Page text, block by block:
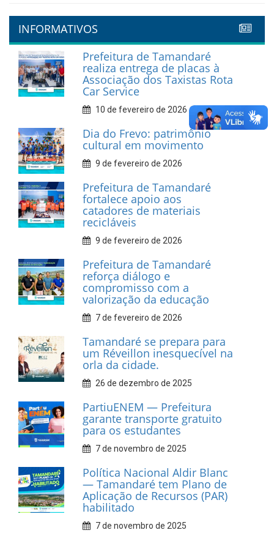
INFORMATIVOS
Prefeitura de Tamandaré
realiza entrega de placas à
Associação dos Taxistas Rota
Car Service
10 de fevereiro de 2026
Dia do Frevo: patrimônio
cultural em movimento
9 de fevereiro de 2026
Prefeitura de Tamandaré
fortalece apoio aos
catadores de materiais
recicláveis
9 de fevereiro de 2026
Prefeitura de Tamandaré
reforça diálogo e
compromisso com a
valorização da educação
7 de fevereiro de 2026